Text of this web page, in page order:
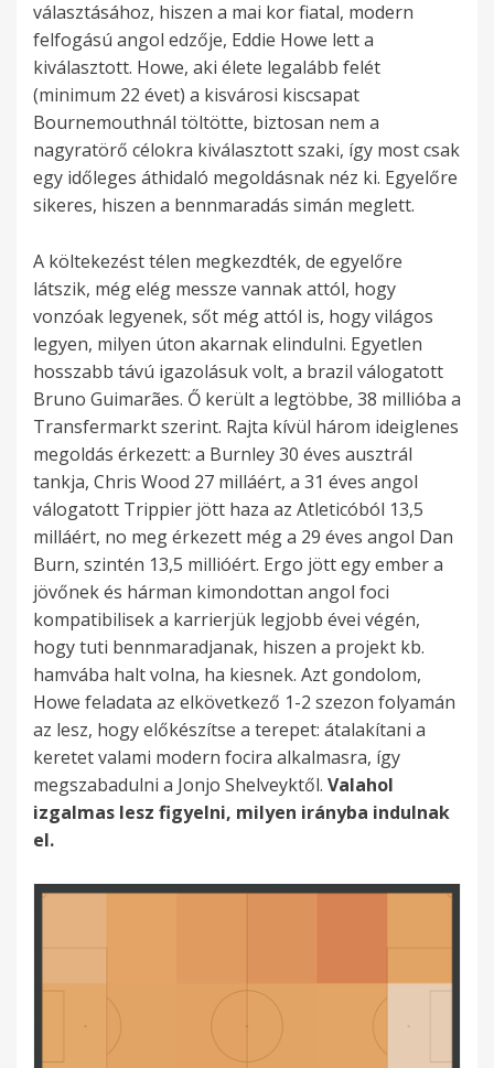
választásához, hiszen a mai kor fiatal, modern
felfogású angol edzője, Eddie Howe lett a
kiválasztott. Howe, aki élete legalább felét
(minimum 22 évet) a kisvárosi kiscsapat
Bournemouthnál töltötte, biztosan nem a
nagyratörő célokra kiválasztott szaki, így most csak
egy időleges áthidaló megoldásnak néz ki. Egyelőre
sikeres, hiszen a bennmaradás simán meglett.
A költekezést télen megkezdték, de egyelőre
látszik, még elég messze vannak attól, hogy
vonzóak legyenek, sőt még attól is, hogy világos
legyen, milyen úton akarnak elindulni. Egyetlen
hosszabb távú igazolásuk volt, a brazil válogatott
Bruno Guimarães. Ő került a legtöbbe, 38 millióba a
Transfermarkt szerint. Rajta kívül három ideiglenes
megoldás érkezett: a Burnley 30 éves ausztrál
tankja, Chris Wood 27 milláért, a 31 éves angol
válogatott Trippier jött haza az Atleticóból 13,5
milláért, no meg érkezett még a 29 éves angol Dan
Burn, szintén 13,5 millióért. Ergo jött egy ember a
jövőnek és hárman kimondottan angol foci
kompatibilisek a karrierjük legjobb évei végén,
hogy tuti bennmaradjanak, hiszen a projekt kb.
hamvába halt volna, ha kiesnek. Azt gondolom,
Howe feladata az elkövetkező 1-2 szezon folyamán
az lesz, hogy előkészítse a terepet: átalakítani a
keretet valami modern focira alkalmasra, így
megszabadulni a Jonjo Shelveyktől. Valahol
izgalmas lesz figyelni, milyen irányba indulnak
el.